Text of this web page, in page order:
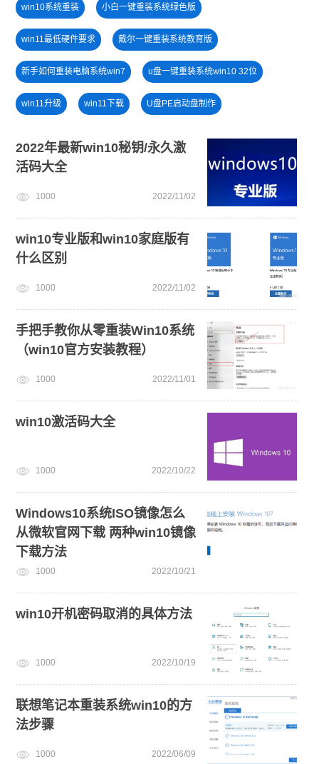
win10系统重装 小白一键重装系统绿色版
win11最低硬件要求 戴尔一键重装系统教育版
新手如何重装电脑系统win7 u盘一键重装系统win10 32位
win11升级 win11下载 U盘PE启动盘制作
win11绕过硬件限制安装 免费升级win10
win11一键安装 win11系统重装 笔记本蓝屏怎么重装系统
2022年最新win10秘钥/永久激
活码大全
1000 2022/11/02
win10专业版和win10家庭版有
什么区别
1000 2022/11/02
手把手教你从零重装Win10系统
（win10官方安装教程）
1000 2022/11/01
win10激活码大全
1000 2022/10/22
Windows10系统ISO镜像怎么
从微软官网下载 两种win10镜像
下载方法
1000 2022/10/21
win10开机密码取消的具体方法
1000 2022/10/19
联想笔记本重装系统win10的方
法步骤
1000 2022/06/09